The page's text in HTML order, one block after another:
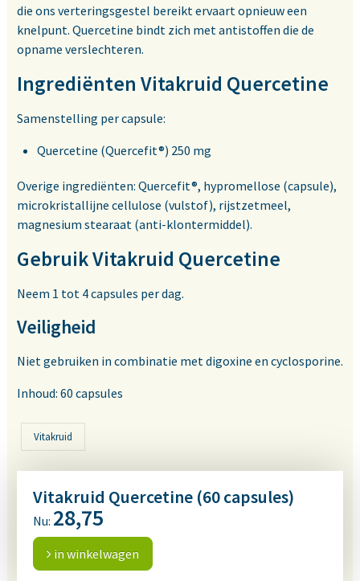
die ons verteringsgestel bereikt ervaart opnieuw een
knelpunt. Quercetine bindt zich met antistoffen die de
opname verslechteren.
Ingrediënten Vitakruid Quercetine
Samenstelling per capsule:
Quercetine (Quercefit®) 250 mg
Overige ingrediënten: Quercefit®, hypromellose (capsule),
microkristallijne cellulose (vulstof), rijstzetmeel,
magnesium stearaat (anti-klontermiddel).
Gebruik Vitakruid Quercetine
Neem 1 tot 4 capsules per dag.
Veiligheid
Niet gebruiken in combinatie met digoxine en cyclosporine.
Inhoud: 60 capsules
Vitakruid
Vitakruid Quercetine (60 capsules)
Nu: 28,75
in winkelwagen